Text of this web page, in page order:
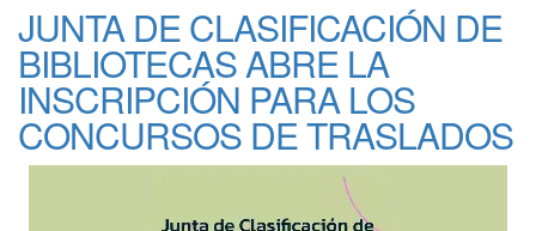
JUNTA DE CLASIFICACIÓN DE
BIBLIOTECAS ABRE LA
INSCRIPCIÓN PARA LOS
CONCURSOS DE TRASLADOS